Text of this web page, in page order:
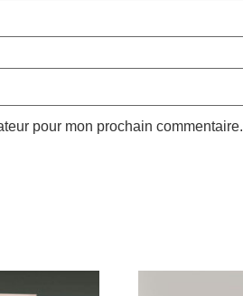
pour mon prochain commentaire.